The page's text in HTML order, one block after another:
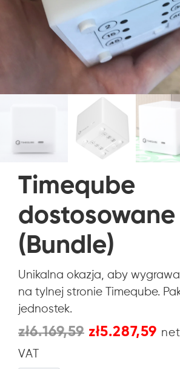
Timeqube
(Bundle)
Unikalna okazja, aby
na tylnej stronie Timeqube.
jednostek.
zł6.169,59 Pierwotna
zł5.287,59
VAT